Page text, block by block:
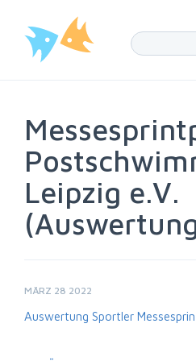
Leipzig e.V.
MÄRZ 28 2022
Auswertung Sportler